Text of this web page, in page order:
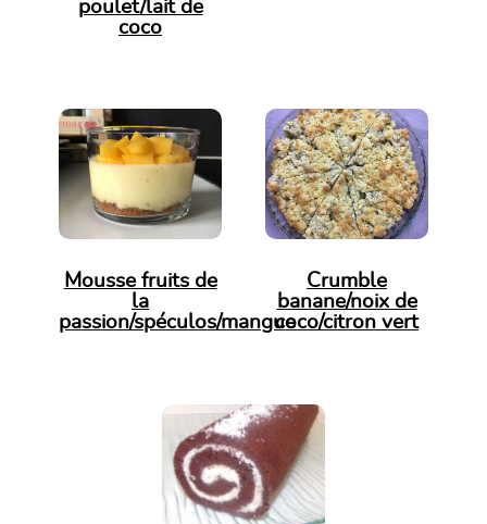
poulet/lait de
coco
Mousse fruits de
la
passion/spéculos/mangue
Crumble
banane/noix de
coco/citron vert